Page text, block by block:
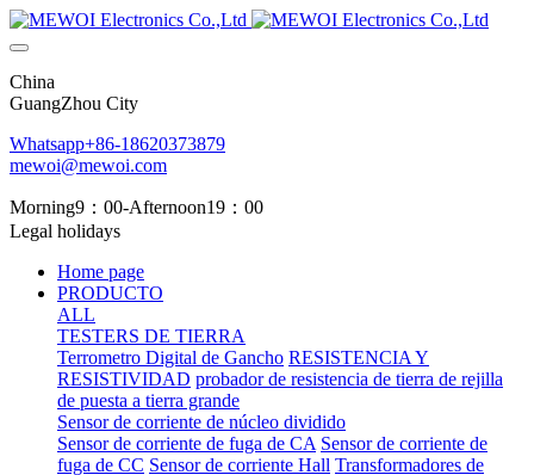
China
GuangZhou City
Whatsapp+86-18620373879
mewoi@mewoi.com
Morning9：00-Afternoon19：00
Legal holidays
Home page
PRODUCTO
ALL
TESTERS DE TIERRA
Terrometro Digital de Gancho RESISTENCIA Y
RESISTIVIDAD probador de resistencia de tierra de rejilla
de puesta a tierra grande
Sensor de corriente de núcleo dividido
Sensor de corriente de fuga de CA Sensor de corriente de
fuga de CC Sensor de corriente Hall Transformadores de